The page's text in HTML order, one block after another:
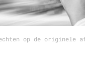
op de originele